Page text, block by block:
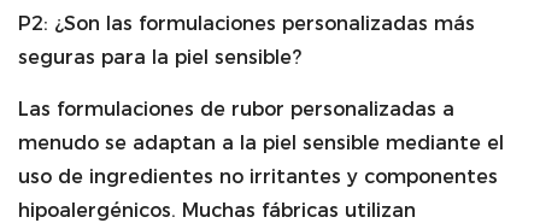
P2: ¿Son las formulaciones personalizadas más
seguras para la piel sensible?
Las formulaciones de rubor personalizadas a
menudo se adaptan a la piel sensible mediante el
uso de ingredientes no irritantes y componentes
hipoalergénicos. Muchas fábricas utilizan